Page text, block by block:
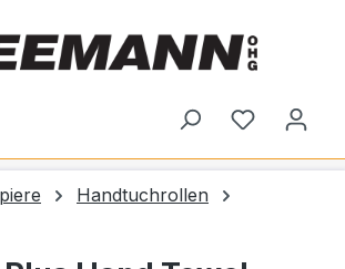
Du hast 0
Handtuchrollen